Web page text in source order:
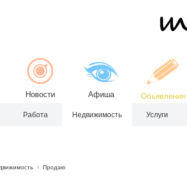
Новости Афиша Объявления
Работа Недвижимость Услуги
Продаю